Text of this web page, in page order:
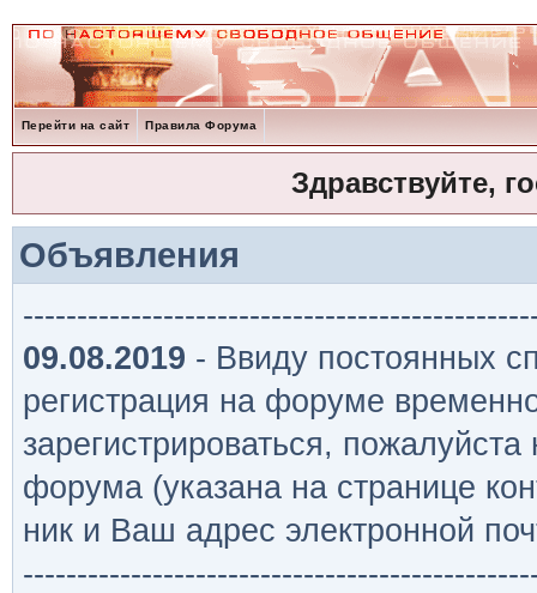
Перейти на сайт Правила Форума
Здравствуйте,
Объявления
09.08.2019 - Ввиду постоянных
регистрация на форуме
зарегистрироваться,
форума (указана на странице
ник и Ваш адрес электронной